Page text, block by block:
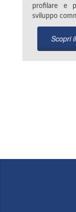
profilare e
sviluppo
Scopri